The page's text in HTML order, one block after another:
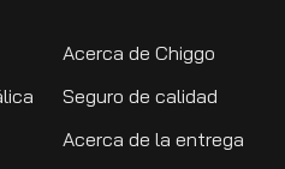
Acerca de Chiggo
Seguro de calidad
Acerca de la entrega